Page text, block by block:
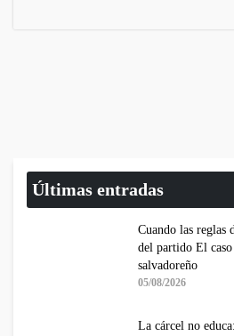
Últimas entradas
Cuando las reglas
del partido El
salvadoreño
05/08/2026
La cárcel no